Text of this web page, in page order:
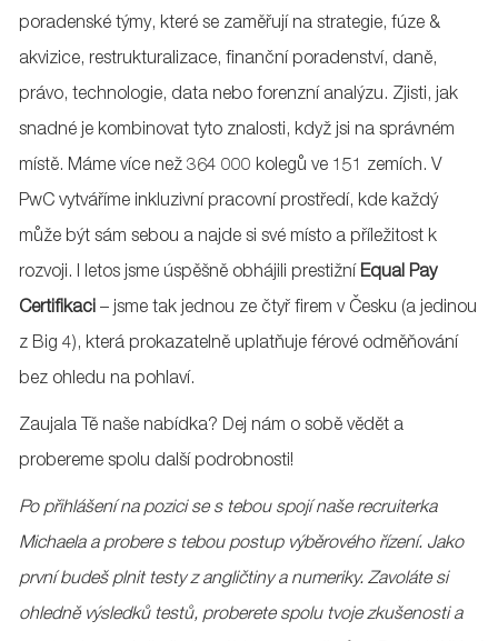
poradenské týmy, které se zaměřují na strategie, fúze &
akvizice, restrukturalizace, finanční poradenství, daně,
právo, technologie, data nebo forenzní analýzu. Zjisti, jak
snadné je kombinovat tyto znalosti, když jsi na správném
místě. Máme více než 364 000 kolegů ve 151 zemích. V
PwC vytváříme inkluzivní pracovní prostředí, kde každý
může být sám sebou a najde si své místo a příležitost k
rozvoji. I letos jsme úspěšně obhájili prestižní Equal Pay
Certifikaci– jsme tak jednou ze čtyř firem v Česku (a jedinou
z Big 4), která prokazatelně uplatňuje férové odměňování
bez ohledu na pohlaví.
Zaujala Tě naše nabídka? Dej nám o sobě vědět a
probereme spolu další podrobnosti!
Po přihlášení na pozici se s tebou spojí naše recruiterka
Michaela a probere s tebou postup výběrového řízení. Jako
první budeš plnit testy z angličtiny a numeriky. Zavoláte si
ohledně výsledků testů, proberete spolu tvoje zkušenosti a